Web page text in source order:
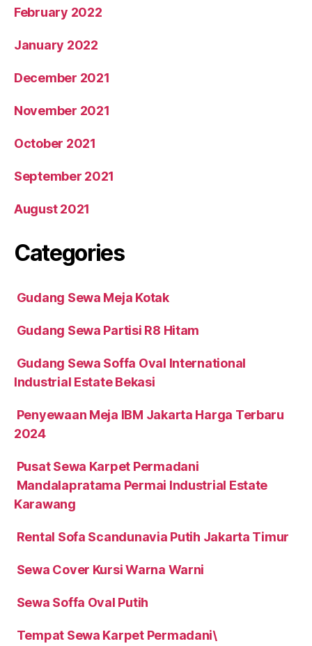
February 2022
January 2022
December 2021
November 2021
October 2021
September 2021
August 2021
Categories
Gudang Sewa Meja Kotak
Gudang Sewa Partisi R8 Hitam
Gudang Sewa Soffa Oval International
Industrial Estate Bekasi
Penyewaan Meja IBM Jakarta Harga Terbaru
2024
Pusat Sewa Karpet Permadani
Mandalapratama Permai Industrial Estate
Karawang
Rental Sofa Scandunavia Putih Jakarta Timur
Sewa Cover Kursi Warna Warni
Sewa Soffa Oval Putih
Tempat Sewa Karpet Permadani\